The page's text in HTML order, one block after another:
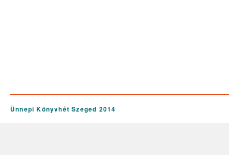
Ünnepi Könyvhét Szeged 2014